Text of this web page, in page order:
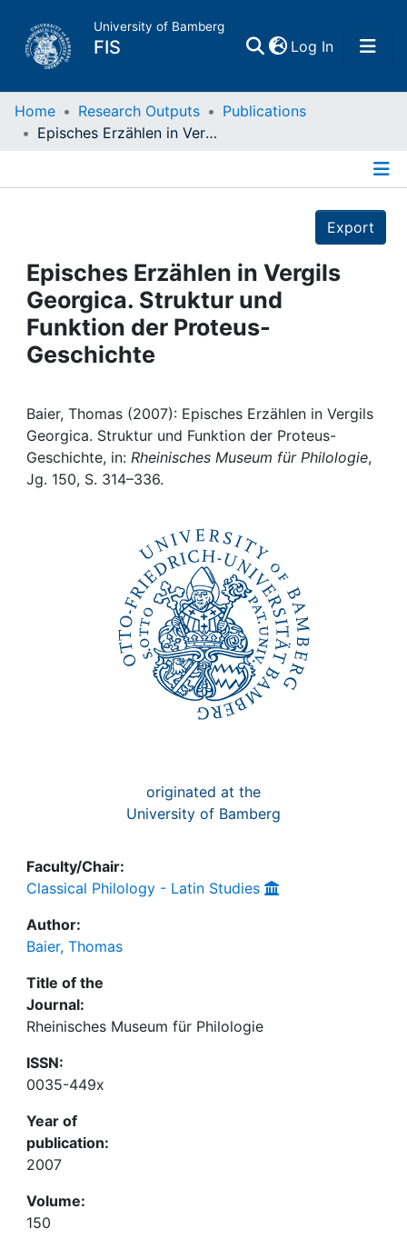
University of Bamberg
FIS Log In(current)
Home
Projects
People
Institutions
Awards
My FIS
Home Research Outputs
Publications
Episches Erzählen in Vergils Georgica. Struktur und Funktion der Proteus-Geschichte
Export
Episches Erzählen in Vergils
Georgica. Struktur und
Funktion der Proteus-
Geschichte
Baier, Thomas (2007): Episches Erzählen in Vergils
Georgica. Struktur und Funktion der Proteus-
Geschichte, in: Rheinisches Museum für Philologie,
Jg. 150, S. 314–336.
originated at the
University of Bamberg
Faculty/Chair:
Classical Philology - Latin Studies
Author:
Baier, Thomas
Title of the
Journal:
Rheinisches Museum für Philologie
ISSN:
0035-449x
Year of
publication:
2007
Volume:
150